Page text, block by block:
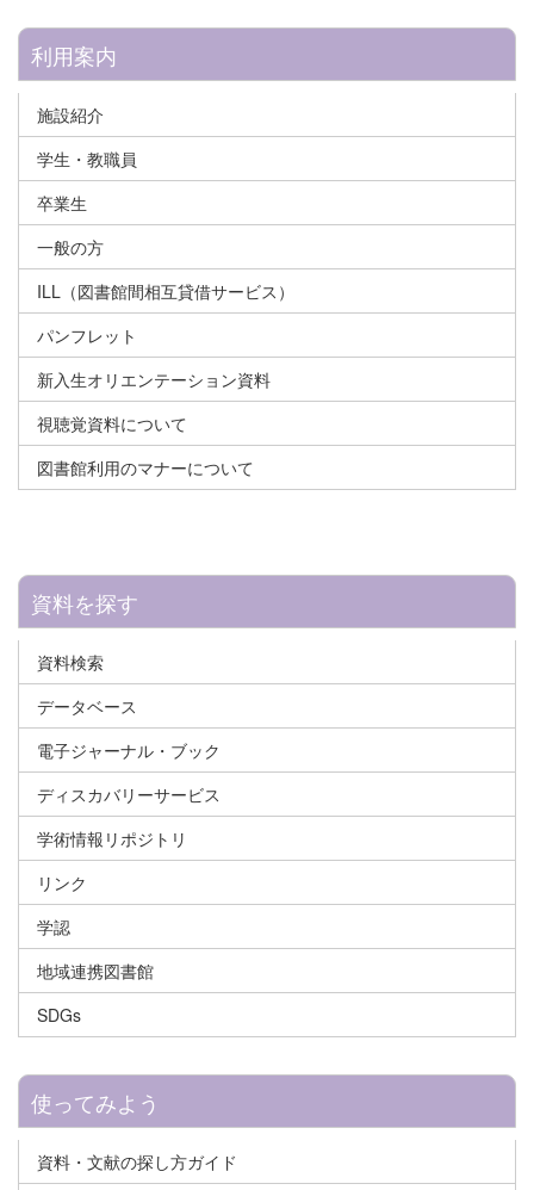
利用案内
施設紹介
学生・教職員
卒業生
一般の方
ILL（図書館間相互貸借サービス）
パンフレット
新入生オリエンテーション資料
視聴覚資料について
図書館利用のマナーについて
資料を探す
資料検索
データベース
電子ジャーナル・ブック
ディスカバリーサービス
学術情報リポジトリ
リンク
学認
地域連携図書館
SDGs
使ってみよう
資料・文献の探し方ガイド